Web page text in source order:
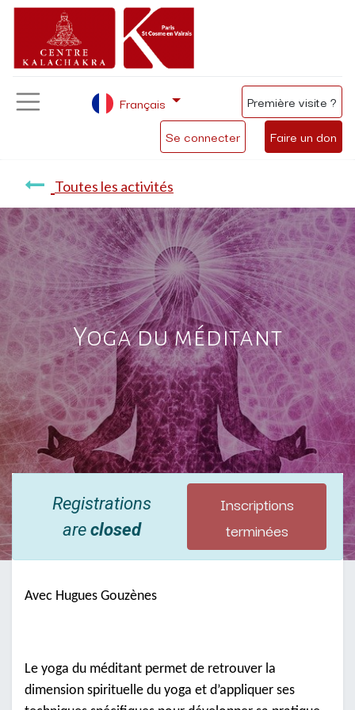
Se connecter Faire un don
Français Première visite ?
Toutes les activités
Yoga du méditant
Registrations
areclosed
Inscriptions
terminées
Avec Hugues Gouzènes
Le yoga du méditant permet de retrouver la
dimension spirituelle du yoga et d’appliquer ses